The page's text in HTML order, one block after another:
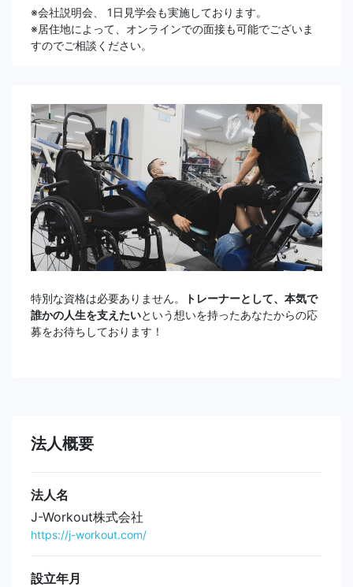
※会社説明会、 1日見学会も実施しております。
※居住地によって、オンラインでの面接も可能でございま
すのでご相談ください。
特別な資格は必要ありません。
トレーナーとして、本気で
誰かの人生を支えたいという想いを持ったあなたからの応
募をお待ちしております！
法人概要
法人名
J-Workout株式会社
https://j-workout.com/
設立年月